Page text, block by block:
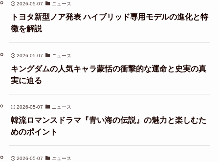
2026-05-07 ニュース
トヨタ新型ノア発表 ハイブリッド専用モデルの進化と特
徴を解説
2026-05-07 ニュース
キングダムの人気キャラ蒙恬の衝撃的な運命と史実の真
実に迫る
2026-05-07 ニュース
韓流ロマンスドラマ『青い海の伝説』の魅力と楽しむた
めのポイント
2026-05-07 ニュース